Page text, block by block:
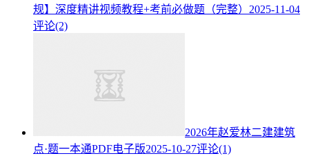
规】深度精讲视频教程+考前必做题（完整） 2025-11-04
评论(2)
2026年赵爱林二建建筑
点·题一本通PDF电子版2025-10-27评论(1)